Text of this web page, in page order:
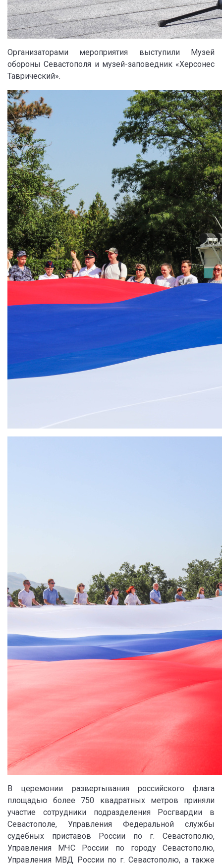
Организаторами мероприятия выступили Музей
обороны Севастополя и музей-заповедник «Херсонес
Таврический».
В церемонии развертывания российского флага
площадью более 750 квадратных метров приняли
участие сотрудники подразделения Росгвардии в
Севастополе, Управления Федеральной службы
судебных приставов России по г. Севастополю,
Управления МЧС России по городу Севастополю,
Управления МВД России по г. Севастополю, а также